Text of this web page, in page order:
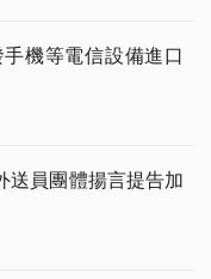
機等電信設備進口
送員團體揚言提告加